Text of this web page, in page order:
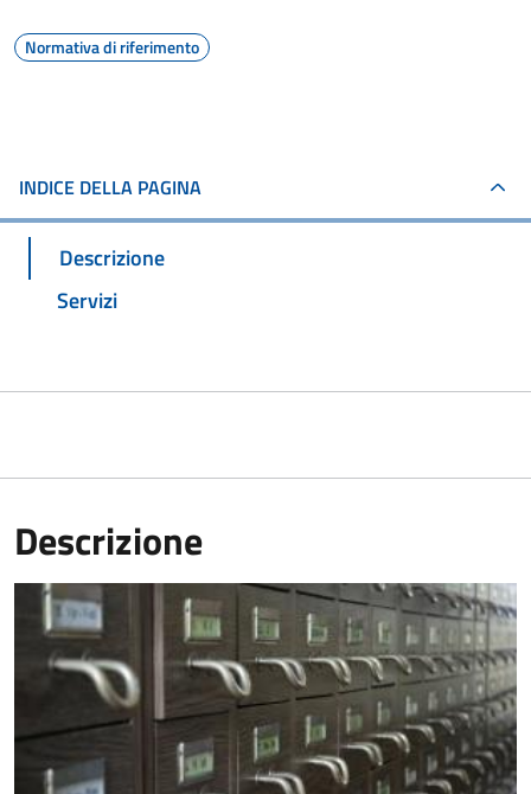
Normativa di riferimento
INDICE DELLA PAGINA
Descrizione
Servizi
Descrizione